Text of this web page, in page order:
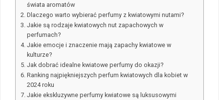
świata aromatów
Dlaczego warto wybierać perfumy z kwiatowymi nutami?
Jakie są rodzaje kwiatowych nut zapachowych w
perfumach?
Jakie emocje i znaczenie mają zapachy kwiatowe w
kulturze?
Jak dobrać idealne kwiatowe perfumy do okazji?
Ranking najpiękniejszych perfum kwiatowych dla kobiet w
2024 roku
Jakie ekskluzywne perfumy kwiatowe są luksusowymi